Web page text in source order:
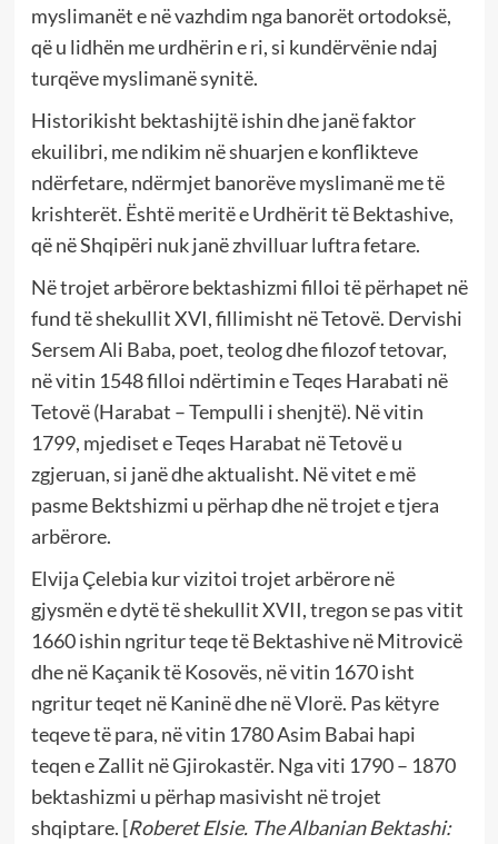
myslimanët e në vazhdim nga banorët ortodoksë,
që u lidhën me urdhërin e ri, si kundërvënie ndaj
turqëve myslimanë synitë.
Historikisht bektashijtë ishin dhe janë faktor
ekuilibri, me ndikim në shuarjen e konflikteve
ndërfetare, ndërmjet banorëve myslimanë me të
krishterët. Është meritë e Urdhërit të Bektashive,
që në Shqipëri nuk janë zhvilluar luftra fetare.
Në trojet arbërore bektashizmi filloi të përhapet në
fund të shekullit XVI, fillimisht në Tetovë. Dervishi
Sersem Ali Baba, poet, teolog dhe filozof tetovar,
në vitin 1548 filloi ndërtimin e Teqes Harabati në
Tetovë (Harabat – Tempulli i shenjtë). Në vitin
1799, mjediset e Teqes Harabat në Tetovë u
zgjeruan, si janë dhe aktualisht. Në vitet e më
pasme Bektshizmi u përhap dhe në trojet e tjera
arbërore.
Elvija Çelebia kur vizitoi trojet arbërore në
gjysmën e dytë të shekullit XVII, tregon se pas vitit
1660 ishin ngritur teqe të Bektashive në Mitrovicë
dhe në Kaçanik të Kosovës, në vitin 1670 isht
ngritur teqet në Kaninë dhe në Vlorë. Pas këtyre
teqeve të para, në vitin 1780 Asim Babai hapi
teqen e Zallit në Gjirokastër. Nga viti 1790 – 1870
bektashizmi u përhap masivisht në trojet
shqiptare. [Roberet Elsie. The Albanian Bektashi: